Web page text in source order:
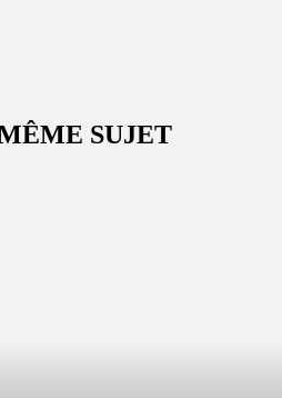
SUJET